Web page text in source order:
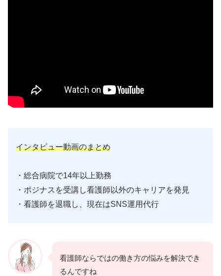
インタビュー動画のまとめ
・総合病院で14年以上勤務
・ポジナスを受講し看護師以外のキャリアを発見
・看護師を退職し、現在はSNS運用代行
看護師ならではの働き方の悩みを解決でき
るんですね